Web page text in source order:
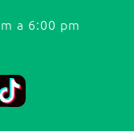
a 6:00 pm